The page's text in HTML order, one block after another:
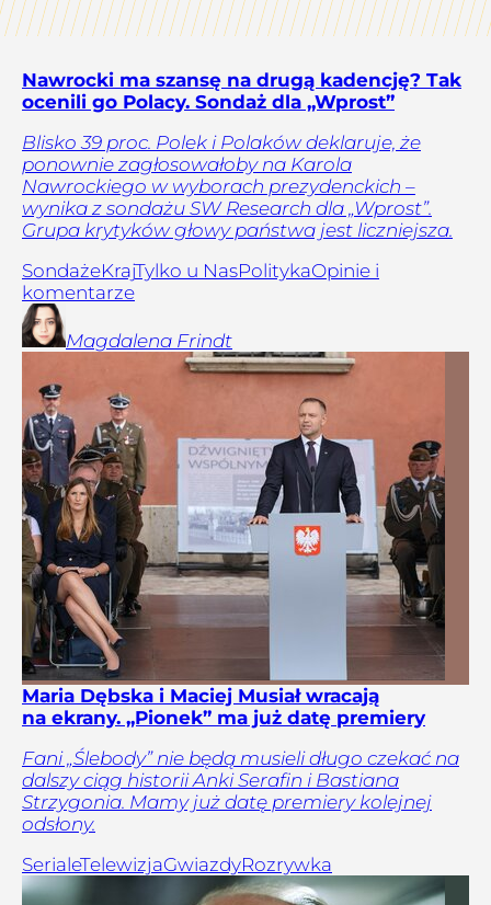
Nawrocki ma szansę na drugą kadencję? Tak
ocenili go Polacy. Sondaż dla „Wprost”
Blisko 39 proc. Polek i Polaków deklaruje, że
ponownie zagłosowałoby na Karola
Nawrockiego w wyborach prezydenckich –
wynika z sondażu SW Research dla „Wprost”.
Grupa krytyków głowy państwa jest liczniejsza.
SondażeKrajTylko u NasPolitykaOpinie i
komentarze
Magdalena Frindt
Maria Dębska i Maciej Musiał wracają
na ekrany. „Pionek” ma już datę premiery
Fani „Ślebody” nie będą musieli długo czekać na
dalszy ciąg historii Anki Serafin i Bastiana
Strzygonia. Mamy już datę premiery kolejnej
odsłony.
SerialeTelewizjaGwiazdyRozrywka